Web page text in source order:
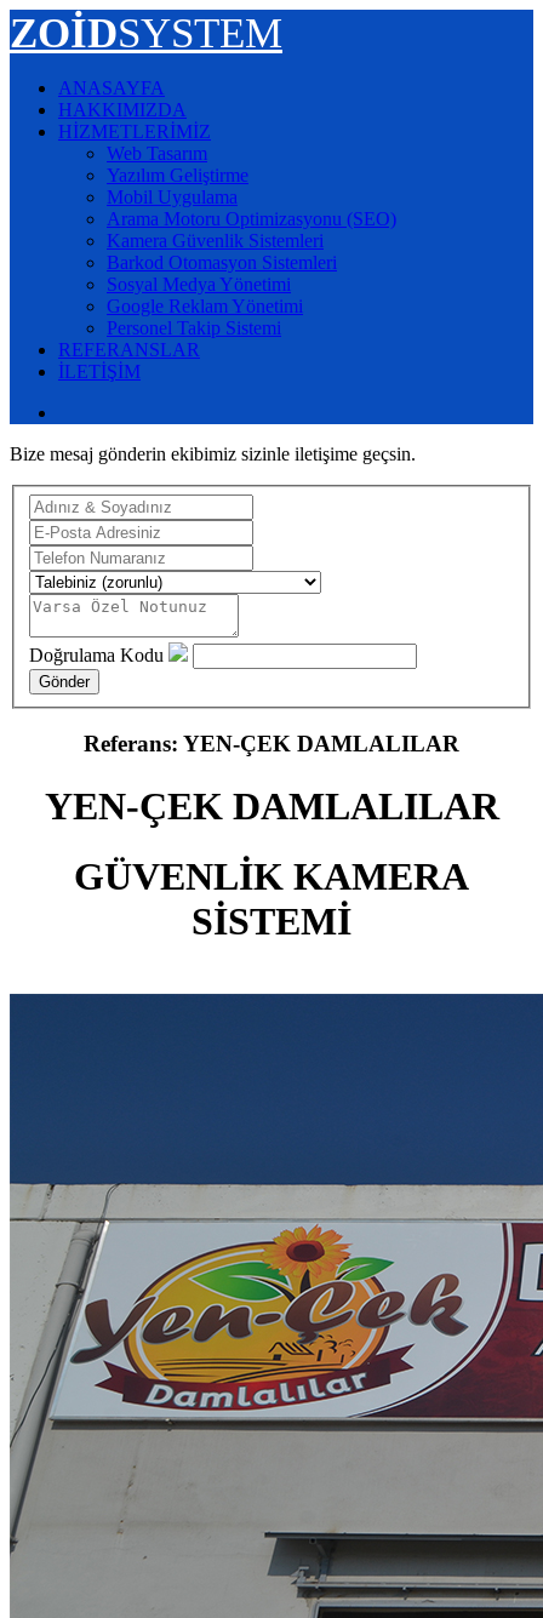
ZOİDSYSTEM
ANASAYFA
HAKKIMIZDA
HİZMETLERİMİZ
Web Tasarım
Yazılım Geliştirme
Mobil Uygulama
Arama Motoru Optimizasyonu (SEO)
Kamera Güvenlik Sistemleri
Barkod Otomasyon Sistemleri
Sosyal Medya Yönetimi
Google Reklam Yönetimi
Personel Takip Sistemi
REFERANSLAR
İLETİŞİM
Bize mesaj gönderin ekibimiz sizinle iletişime geçsin.
Doğrulama Kodu
Referans: YEN-ÇEK DAMLALILAR
YEN-ÇEK DAMLALILAR
GÜVENLİK KAMERA
SİSTEMİ